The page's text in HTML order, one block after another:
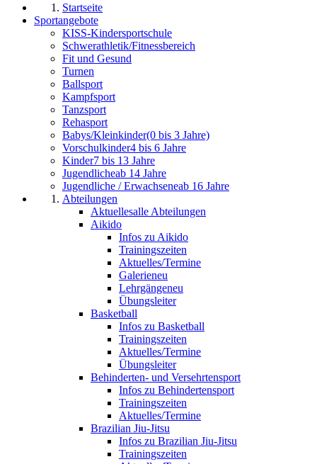
Startseite
Sportangebote
KISS-Kindersportschule
Schwerathletik/Fitnessbereich
Fit und Gesund
Turnen
Ballsport
Kampfsport
Tanzsport
Rehasport
Babys/Kleinkinder(0 bis 3 Jahre)
Vorschulkinder4 bis 6 Jahre
Kinder7 bis 13 Jahre
Jugendlicheab 14 Jahre
Jugendliche / Erwachseneab 16 Jahre
Abteilungen
Aktuellesalle Abteilungen
Aikido
Infos zu Aikido
Trainingszeiten
Aktuelles/Termine
Galerieneu
Lehrgängeneu
Übungsleiter
Basketball
Infos zu Basketball
Trainingszeiten
Aktuelles/Termine
Übungsleiter
Behinderten- und Versehrtensport
Infos zu Behindertensport
Trainingszeiten
Aktuelles/Termine
Brazilian Jiu-Jitsu
Infos zu Brazilian Jiu-Jitsu
Trainingszeiten